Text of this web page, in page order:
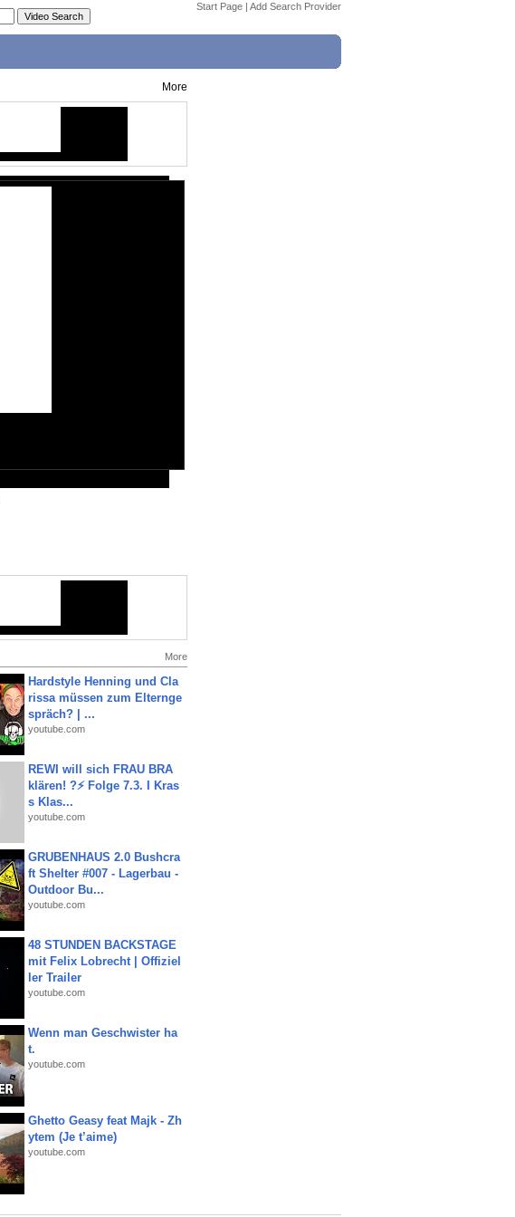
Start Page | Add Search Provider
More
More
Hardstyle Henning und Cla
rissa müssen zum Elternge
spräch? | ...
youtube.com
REWI will sich FRAU BRA
klären! ?⚡️ Folge 7.3. I Kras
s Klas...
youtube.com
GRUBENHAUS 2.0 Bushcra
ft Shelter #007 - Lagerbau -
Outdoor Bu...
youtube.com
48 STUNDEN BACKSTAGE
mit Felix Lobrecht | Offiziel
ler Trailer
youtube.com
Wenn man Geschwister ha
t.
youtube.com
Ghetto Geasy feat Majk - Zh
ytem (Je t’aime)
youtube.com